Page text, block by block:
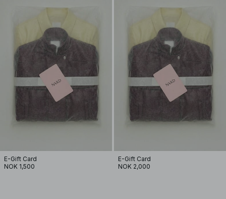
E-Gift Card
NOK 1,500
E-Gift Card
NOK 2,000